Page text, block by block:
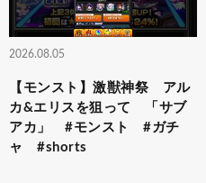
2026.08.05
【モンスト】激獣神祭 アル
カ&エリスを狙って 「サブ
アカ」 #モンスト #ガチ
ャ #shorts